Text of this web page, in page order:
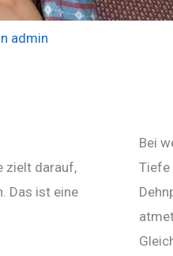
admin
zielt darauf,
Das ist eine
Bei
Tiefe